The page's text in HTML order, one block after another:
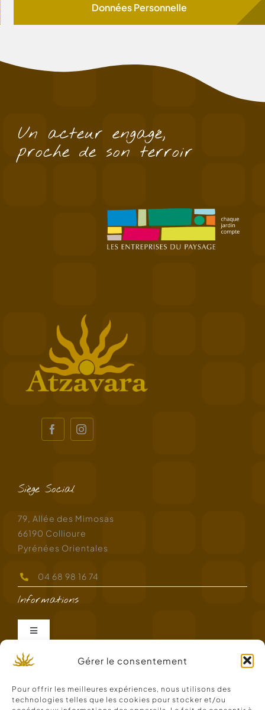
Gérer le consentement
Pour offrir les meilleures expériences, nous utilisons des
technologies telles que les cookies pour stocker et/ou
Données Personnelle
Un acteur engagé,
proche de son terroir
Siège Social
79, Allée des Mimosas
66190 Collioure
Pyrénées Orientales
04 68 98 16 74
Informations
Navigation
bascule
Mentions légales
Politique RGPD